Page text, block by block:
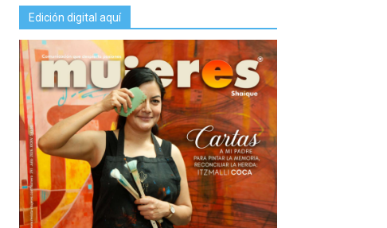
Edición digital aquí